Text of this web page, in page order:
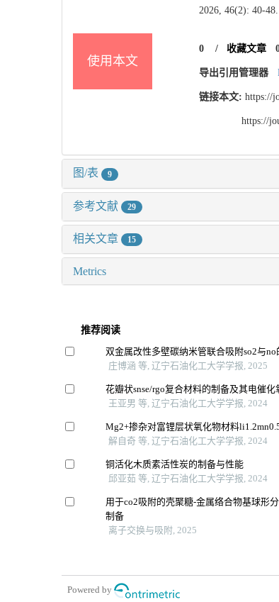
2026, 46(2): 40-48.
使用本文
0 / 收藏文章
导出引用管理器
链接本文: https://
https://
图/表 9
参考文献 29
相关文章 15
Metrics
推荐阅读
双金属改性多壁碳纳米管联合吸附so2与
庄博涵 等, 辽宁石油化工大学学报, 2025
花瓣状snse/rgo复合材料的制备及其电催化
王亚男 等, 辽宁石油化工大学学报, 2024
Mg2+掺杂对富锂层状氧化物材料
解自奇 等, 辽宁石油化工大学学报, 2024
铜活化木质素活性炭的制备与性能
邱亚茹 等, 辽宁石油化工大学学报, 2024
用于co2吸附的壳聚糖-金属络合物基球形
制备
离子交换与吸附, 2025
Powered by